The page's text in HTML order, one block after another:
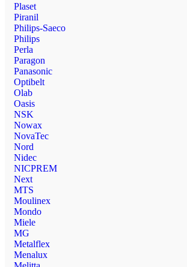
Plaset
Piranil
Philips-Saeco
Philips
Perla
Paragon
Panasonic
Optibelt
Olab
Oasis
NSK
Nowax
NovaTec
Nord
Nidec
NICPREM
Next
MTS
Moulinex
Mondo
Miele
MG
Metalflex
Menalux